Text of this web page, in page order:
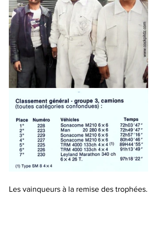
Les vainqueurs à la remise des trophées.